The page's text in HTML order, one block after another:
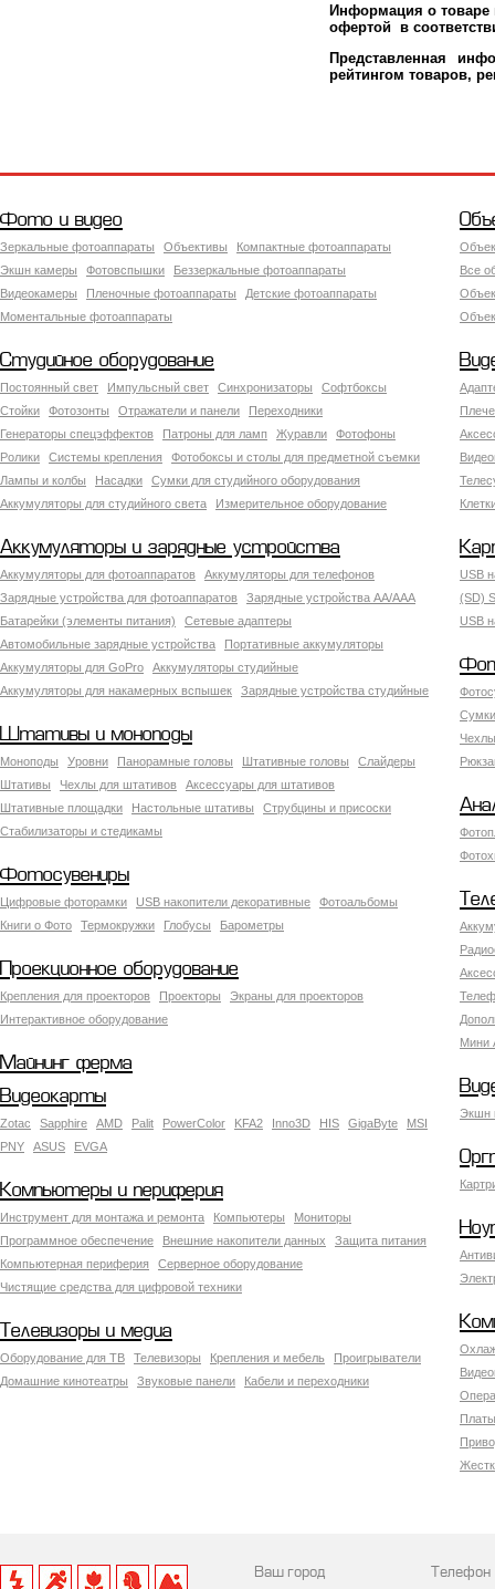
Информация о товаре
офертой в
Представленная
рейтингом товаров,
Фото и видео
Зеркальные фотоаппараты Объективы
Компактные фотоаппараты
Экшн камеры
Фотовспышки
Беззеркальные фотоаппараты
Видеокамеры
Пленочные фотоаппараты
Детские фотоаппараты
Моментальные фотоаппараты
Все
Студийное оборудование
Постоянный свет Импульсный свет Синхронизаторы
Софтбоксы
Стойки
Фотозонты Отражатели и панели
Переходники
Генераторы спецэффектов
Патроны для ламп Журавли
Фотофоны
Ролики
Системы крепления
Фотобоксы и столы для предметной съемки
Лампы и колбы
Насадки
Сумки для студийного оборудования
Аккумуляторы для студийного света
Измерительное оборудование
Аккумуляторы и зарядные устройства
Аккумуляторы для фотоаппаратов
Аккумуляторы для телефонов
Зарядные устройства для фотоаппаратов
Зарядные устройства AA/AAA
Батарейки (элементы питания)
Сетевые адаптеры
Автомобильные зарядные устройства
Портативные аккумуляторы
Аккумуляторы для GoPro
Аккумуляторы студийные
Аккумуляторы для накамерных вспышек
Зарядные устройства студийные
USB
(SD)
USB
Штативы и моноподы
Моноподы Уровни Панорамные головы Штативные головы
Слайдеры
Штативы
Чехлы для штативов
Аксессуары для штативов
Штативные площадки
Настольные штативы
Струбцины и присоски
Стабилизаторы и стедикамы
Фотосувениры
Цифровые фоторамки USB накопители декоративные
Фотоальбомы
Книги о Фото
Термокружки Глобусы Барометры
Мини
Проекционное оборудование
Крепления для проекторов Проекторы
Экраны для проекторов
Интерактивное оборудование
Майнинг ферма
Экшн
Видеокарты
Zotac Sapphire AMD Palit PowerColor KFA2 Inno3D HIS GigaByte
MSI
PNY
ASUS EVGA
Компьютеры и периферия
Инструмент для монтажа и ремонта Компьютеры
Мониторы
Программное обеспечение
Внешние накопители данных
Защита питания
Компьютерная периферия
Серверное оборудование
Чистящие средства для цифровой техники
Телевизоры и медиа
Оборудование для ТВ Телевизоры Крепления и мебель
Проигрыватели
Домашние кинотеатры
Звуковые панели Кабели и переходники
Ваш город Телефон